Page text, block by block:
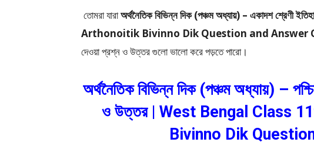
তোমরা যারাঅর্থনৈতিক বিভিন্ন দিক (পঞ্চম অধ্যায়) – একাদশ শ্রেণী
Arthonoitik Bivinno Dik Question and Answer
দেওয়া প্রশ্ন ও উত্তর গুলো ভালো করে পড়তে পারো।
অর্থনৈতিক বিভিন্ন দিক (পঞ্চম অধ্যায়) –
ও উত্তর | West Bengal Class
Bivinno Dik